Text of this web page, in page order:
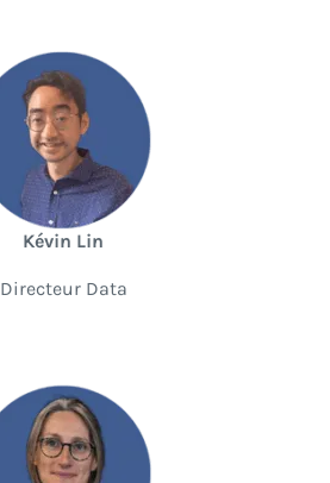
Kévin Lin
Directeur Data